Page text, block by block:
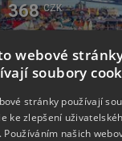
368 CZK
webové
soubory
stránky používají
ke zlepšení
Používáním našich